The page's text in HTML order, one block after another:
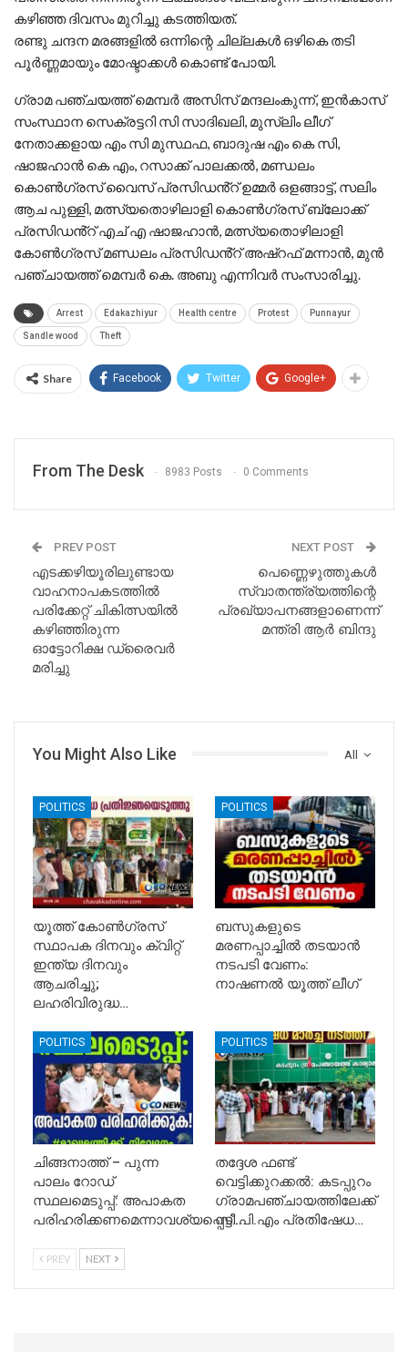
കഴിഞ്ഞ ദിവസം മുറിച്ചു കടത്തിയത്.
രണ്ടു ചന്ദന മരങ്ങളിൽ ഒന്നിന്റെ ചില്ലകൾ ഒഴികെ തടി
പൂർണ്ണമായും മോഷ്ടാക്കൾ കൊണ്ട് പോയി.
ഗ്രാമ പഞ്ചയത്ത് മെമ്പർ അസിസ് മന്ദലംകുന്ന്, ഇൻകാസ്
സംസ്ഥാന സെക്രട്ടറി സി സാദിഖലി, മുസ്ലിം ലീഗ്
നേതാക്കളായ എം സി മുസ്ഥഫ, ബാദുഷ എം കെ സി,
ഷാജഹാൻ കെ എം, റസാക്ക് പാലക്കൽ, മണ്ഡലം
കൊൺഗ്രസ് വൈസ് പ്രസിഡൻ്റ് ഉമ്മർ ഒളങ്ങാട്ട്, സലിം
ആച പുള്ളി, മത്സ്യതൊഴിലാളി കൊൺഗ്രസ് ബ്ലോക്ക്
പ്രസിഡൻ്റ് എച് എ ഷാജഹാൻ, മത്സ്യതൊഴിലാളി
കോൺഗ്രസ് മണ്ഡലം പ്രസിഡൻ്റ് അഷ്റഫ് മന്നാൻ, മുൻ
പഞ്ചായത്ത് മെമ്പർ കെ. അബു എന്നിവർ സംസാരിച്ചു.
Arrest Edakazhiyur Health centre Protest Punnayur
Sandle wood Theft
Share Facebook Twitter Google+
From The Desk 8983 Posts 0 Comments
PREV POST
എടക്കഴിയൂരിലുണ്ടായ
വാഹനാപകടത്തിൽ
പരിക്കേറ്റ് ചികിത്സയിൽ
കഴിഞ്ഞിരുന്ന
ഓട്ടോറിക്ഷ ഡ്രൈവർ
മരിച്ചു
NEXT POST
പെണ്ണെഴുത്തുകൾ
സ്വാതന്ത്ര്യത്തിന്റെ
പ്രഖ്യാപനങ്ങളാണെന്ന്
മന്ത്രി ആർ ബിന്ദു
All
You Might Also Like
POLITICS
യൂത്ത് കോൺഗ്രസ്
സ്ഥാപക ദിനവും ക്വിറ്റ്
ഇന്ത്യ ദിനവും
ആചരിച്ചു;
ലഹരിവിരുദ്ധ…
POLITICS
ബസുകളുടെ
മരണപ്പാച്ചിൽ തടയാൻ
നടപടി വേണം:
നാഷണൽ യൂത്ത് ലീഗ്
POLITICS
ചിങ്ങനാത്ത് – പുന്ന
പാലം റോഡ്
സ്ഥലമെടുപ്പ്: അപാകത
പരിഹരിക്കണമെന്നാവശ്യപ്പെട്ട്…
POLITICS
തദ്ദേശ ഫണ്ട്
വെട്ടിക്കുറക്കൽ: കടപ്പുറം
ഗ്രാമപഞ്ചായത്തിലേക്ക്
സി.പി.എം പ്രതിഷേധ…
PREV NEXT